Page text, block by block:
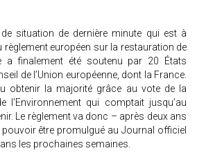
de situation de dernière minute qui est à
règlement européen sur la restauration de
a finalement été soutenu par 20 États
de l’Union européenne, dont la France.
obtenir la majorité grâce au vote de la
l'Environnement qui comptait jusqu’au
Le règlement va donc – après deux ans
être promulgué au Journal officiel
les prochaines semaines.